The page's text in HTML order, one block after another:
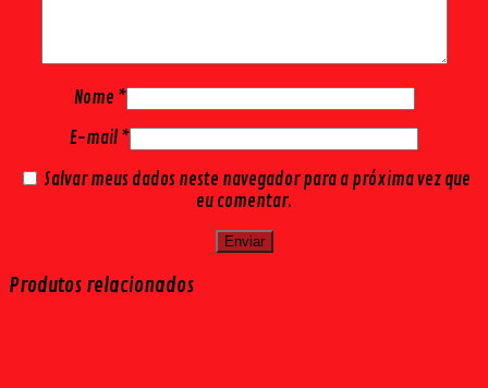
Nome *
E-mail *
Salvar meus dados neste navegador para a próxima vez que
eu comentar.
Produtos relacionados